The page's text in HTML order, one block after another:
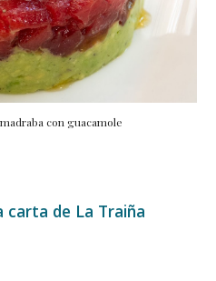
con guacamole
carta de La Traiña